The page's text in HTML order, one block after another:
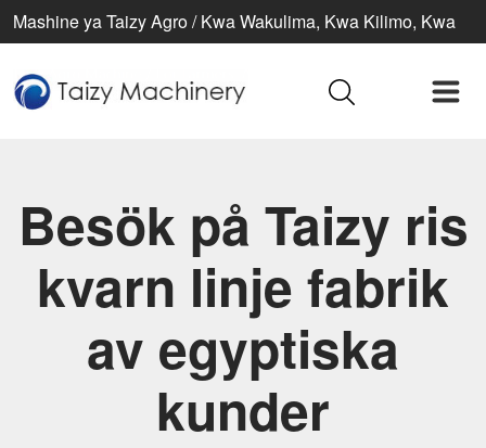
Mashine ya Taizy Agro / Kwa Wakulima, Kwa Kilimo, Kwa
Besök på Taizy ris
kvarn linje fabrik
av egyptiska
kunder